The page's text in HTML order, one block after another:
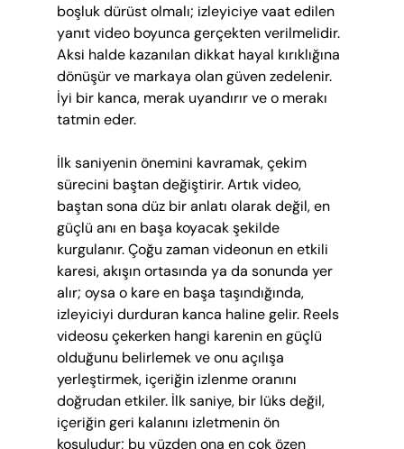
boşluk dürüst olmalı; izleyiciye vaat edilen
yanıt video boyunca gerçekten verilmelidir.
Aksi halde kazanılan dikkat hayal kırıklığına
dönüşür ve markaya olan güven zedelenir.
İyi bir kanca, merak uyandırır ve o merakı
tatmin eder.
İlk saniyenin önemini kavramak, çekim
sürecini baştan değiştirir. Artık video,
baştan sona düz bir anlatı olarak değil, en
güçlü anı en başa koyacak şekilde
kurgulanır. Çoğu zaman videonun en etkili
karesi, akışın ortasında ya da sonunda yer
alır; oysa o kare en başa taşındığında,
izleyiciyi durduran kanca haline gelir. Reels
videosu çekerken hangi karenin en güçlü
olduğunu belirlemek ve onu açılışa
yerleştirmek, içeriğin izlenme oranını
doğrudan etkiler. İlk saniye, bir lüks değil,
içeriğin geri kalanını izletmenin ön
koşuludur; bu yüzden ona en çok özen